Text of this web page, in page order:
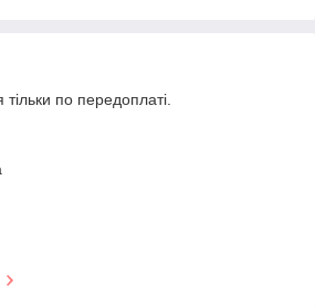
по передоплаті.